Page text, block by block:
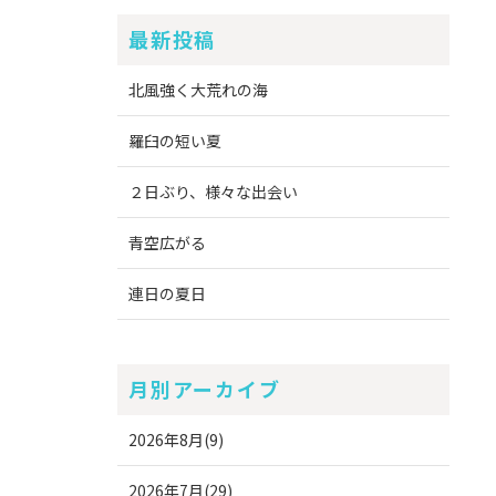
最新投稿
北風強く大荒れの海
羅臼の短い夏
２日ぶり、様々な出会い
青空広がる
連日の夏日
月別アーカイブ
2026年8月(9)
2026年7月(29)